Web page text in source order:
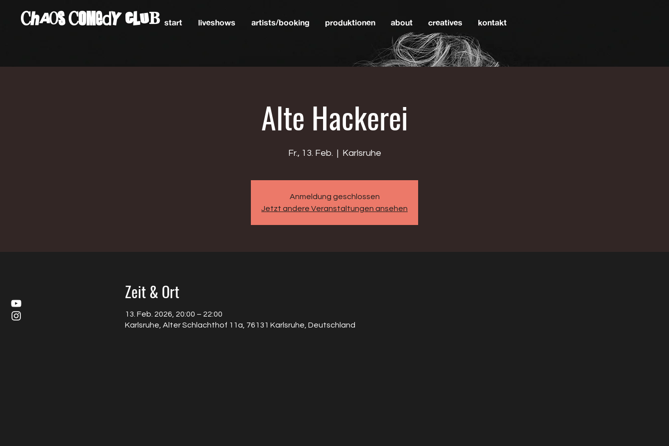
ChAos COMedY cLuB start liveshows artists/booking produktionen about creatives kontakt
Alte Hackerei
Fr., 13. Feb.
  |
Karlsruhe
Anmeldung geschlossen
Jetzt andere Veranstaltungen ansehen
Zeit & Ort
13. Feb. 2026, 20:00 – 22:00
Karlsruhe, Alter Schlachthof 11a, 76131 Karlsruhe, Deutschland